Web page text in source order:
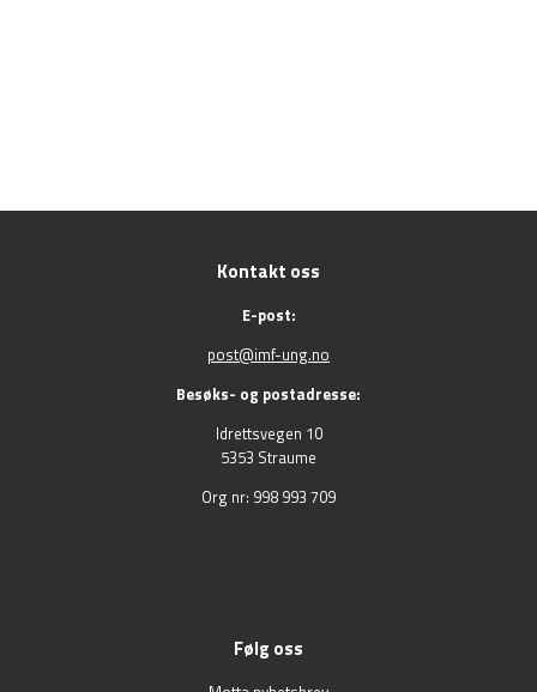
Kontakt oss
E-post:
post@imf-ung.no
Besøks- og postadresse:
Idrettsvegen 10
5353 Straume
Org nr: 998 993 709
Følg oss